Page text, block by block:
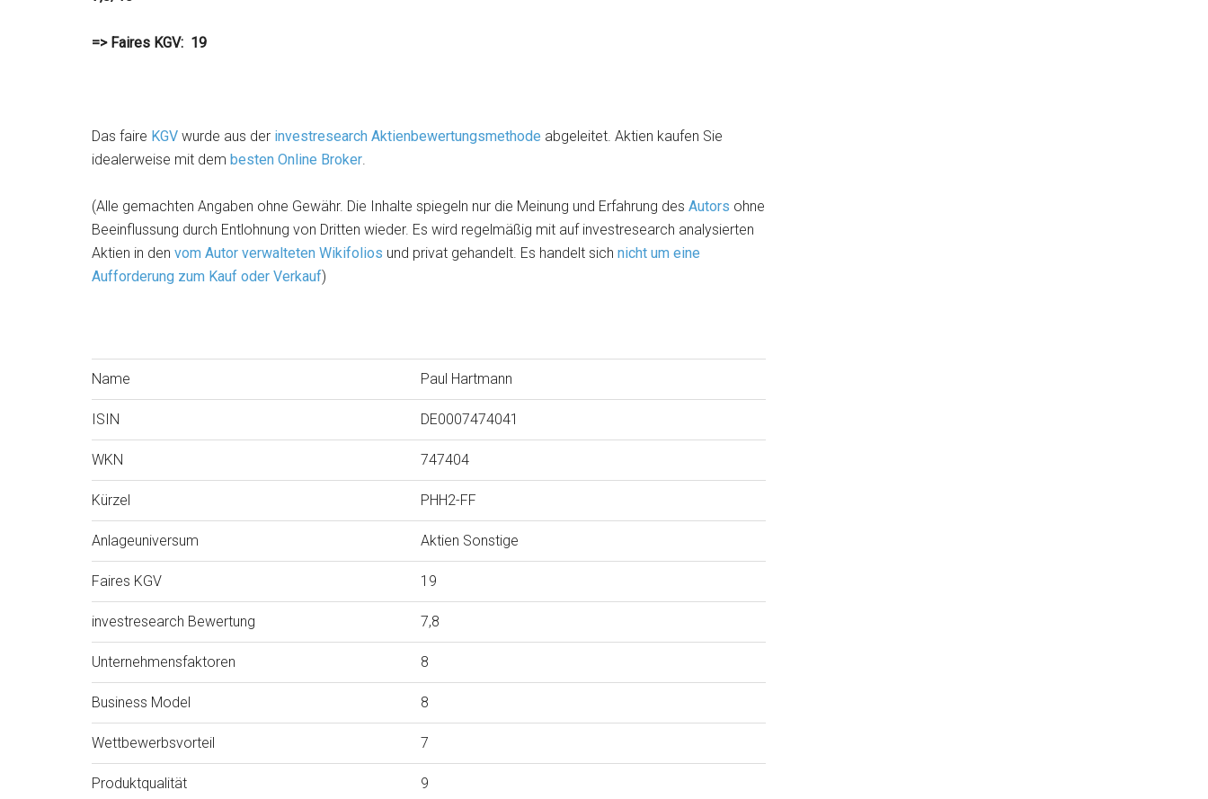
=> Faires KGV: 19
Das faire KGV wurde aus der investresearch Aktienbewertungsmethode abgeleitet. Aktien kaufen Sie
idealerweise mit dem besten Online Broker.
(Alle gemachten Angaben ohne Gewähr. Die Inhalte spiegeln nur die Meinung und Erfahrung des Autors ohne
Beeinflussung durch Entlohnung von Dritten wieder. Es wird regelmäßig mit auf investresearch analysierten
Aktien in den vom Autor verwalteten Wikifolios und privat gehandelt. Es handelt sich nicht um eine
Aufforderung zum Kauf oder Verkauf)
Name Paul Hartmann
ISIN DE0007474041
WKN 747404
Kürzel PHH2-FF
Anlageuniversum Aktien Sonstige
Faires KGV 19
investresearch Bewertung 7,8
Unternehmensfaktoren 8
Business Model 8
Wettbewerbsvorteil 7
Produktqualität 9